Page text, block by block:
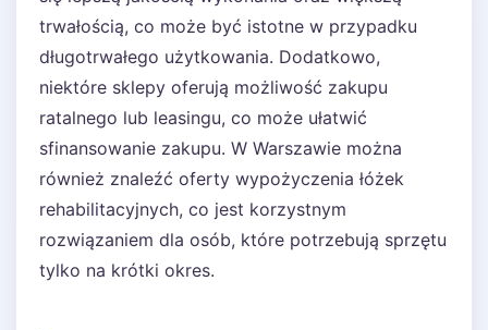
trwałością, co może być istotne w przypadku
długotrwałego użytkowania. Dodatkowo,
niektóre sklepy oferują możliwość zakupu
ratalnego lub leasingu, co może ułatwić
sfinansowanie zakupu. W Warszawie można
również znaleźć oferty wypożyczenia łóżek
rehabilitacyjnych, co jest korzystnym
rozwiązaniem dla osób, które potrzebują sprzętu
tylko na krótki okres.